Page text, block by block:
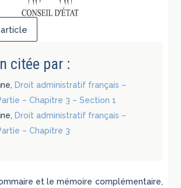
citée par :
Droit administratif français –
– Chapitre 3 – Section 1
Droit administratif français –
– Chapitre 3
et le mémoire complémentaire,